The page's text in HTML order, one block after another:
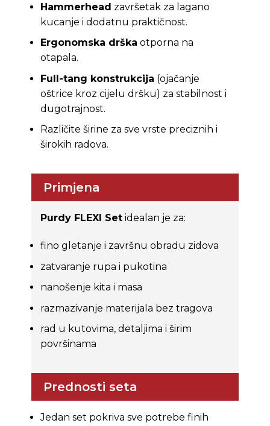
Hammerhead završetak za lagano
kucanje i dodatnu praktičnost.
Ergonomska drška otporna na
otapala.
Full-tang konstrukcija (ojačanje
oštrice kroz cijelu dršku) za stabilnost i
dugotrajnost.
Različite širine za sve vrste preciznih i
širokih radova.
Primjena
Purdy FLEXI Setidealan je za:
fino gletanje i završnu obradu zidova
zatvaranje rupa i pukotina
nanošenje kita i masa
razmazivanje materijala bez tragova
rad u kutovima, detaljima i širim
površinama
Prednosti seta
Jedan set pokriva sve potrebe finih